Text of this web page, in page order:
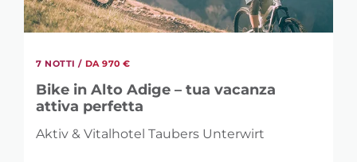
7 NOTTI / DA 970 €
Bike in Alto Adige – tua vacanza
attiva perfetta
Aktiv & Vitalhotel Taubers Unterwirt